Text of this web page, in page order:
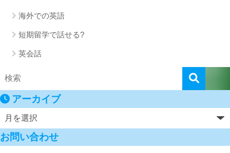
海外での英語
短期留学で話せる?
英会話
アーカイブ
お問い合わせ